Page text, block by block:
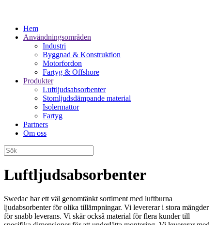
Hem
Användningsområden
Industri
Byggnad & Konstruktion
Motorfordon
Fartyg & Offshore
Produkter
Luftljudsabsorbenter
Stomljudsdämpande material
Isolermattor
Fartyg
Partners
Om oss
Luftljudsabsorbenter
Swedac har ett väl genomtänkt sortiment med luftburna
ljudabsorbenter för olika tillämpningar. Vi levererar i stora mängder
för snabb leverans. Vi skär också material för flera kunder till